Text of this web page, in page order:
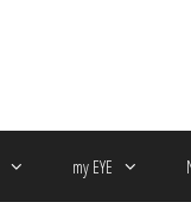
my EYE